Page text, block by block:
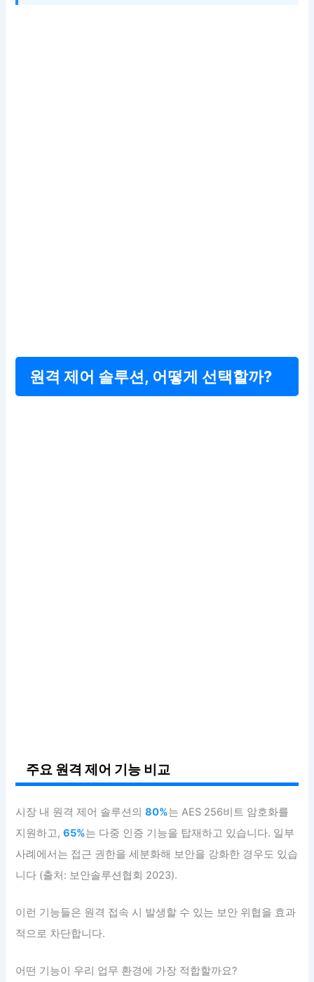
원격 제어 솔루션, 어떻게 선택할까?
주요 원격 제어 기능 비교
시장 내 원격 제어 솔루션의80%는 AES 256비트 암호화를
지원하고,65%는 다중 인증 기능을 탑재하고 있습니다. 일부
사례에서는 접근 권한을 세분화해 보안을 강화한 경우도 있습
니다 (출처: 보안솔루션협회 2023).
이런 기능들은 원격 접속 시 발생할 수 있는 보안 위협을 효과
적으로 차단합니다.
어떤 기능이 우리 업무 환경에 가장 적합할까요?